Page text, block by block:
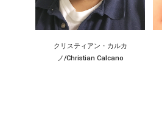
クリスティアン・カルカ
ノ/Christian Calcano